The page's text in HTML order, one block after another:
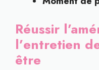
Réussir
l’entretien
être